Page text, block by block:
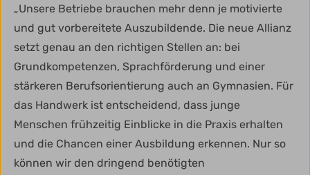
„Unsere Betriebe brauchen mehr denn je motivierte
und gut vorbereitete Auszubildende. Die neue Allianz
setzt genau an den richtigen Stellen an: bei
Grundkompetenzen, Sprachförderung und einer
stärkeren Berufsorientierung auch an Gymnasien. Für
das Handwerk ist entscheidend, dass junge
Menschen frühzeitig Einblicke in die Praxis erhalten
und die Chancen einer Ausbildung erkennen. Nur so
können wir den dringend benötigten